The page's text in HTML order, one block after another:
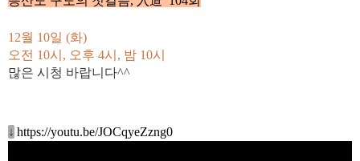
12월 10일 (화)
오전 10시, 오후 4시, 밤 10시
많은 시청 바랍니다^^
↓ https://youtu.be/JOCqyeZzng0